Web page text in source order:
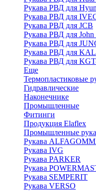
Рукава РВД для
Рукава РВД для
Рукава РВД для JCB
Рукава РВД для John
Рукава РВД для
Рукава РВД для
Рукава РВД для
Еще
Термопластиковые
Гидравлические
Наконечнике
Промышленные
Фитинги
Продукция Elaflex
Промышленные
Рукава
Рукава IVG
Рукава PARKER
Рукава
Рукава SEMPERIT
Рукава VERSO